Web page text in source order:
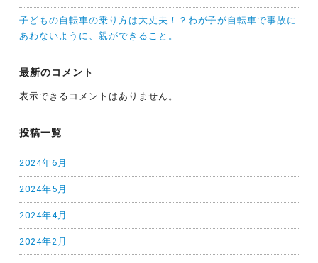
子どもの自転車の乗り方は大丈夫！？わが子が自転車で事故に
あわないように、親ができること。
最新のコメント
表示できるコメントはありません。
投稿一覧
2024年6月
2024年5月
2024年4月
2024年2月